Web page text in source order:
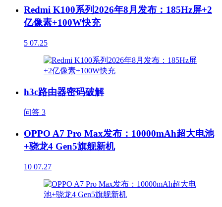
Redmi K100系列2026年8月发布：185Hz屏+2
亿像素+100W快充
5 07.25
h3c路由器密码破解
问答 3
OPPO A7 Pro Max发布：10000mAh超大电池
+骁龙4 Gen5旗舰新机
10 07.27